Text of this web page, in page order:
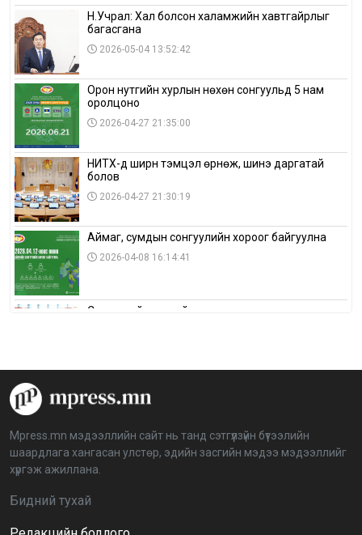
Н.Учрал: Хал болсон халамжийн хавтгайрлыг
багасгана
2026-05-04 13:52:42
Орон нутгийн хурлын нөхөн сонгуульд 5 нам
оролцоно
2026-04-27 21:35:00
НИТХ-д ширүүн тэмцэл өрнөж, шинэ даргатай
болов
2026-04-27 21:30:19
Аймаг, сумдын сонгуулийн хороог байгуулна
2026-04-08 16:14:41
Сонгуулийн хуулийн зөрчил, шалгах,
аймагт үргэлжилж байна
BTS-ийн тоглолтыг Netflix дэлхий даяар шууд
дамжуулна
Иргэдийн төлөөлөгчдийн хурлын 2026 оны
Mpress.mn мэдээллийн сайт нь танд сэтгүүлзүйн бүтээлийн
шаардлага хангасан улстөр, эдийн засгийн мэдээ мэдээллийг
хүргэж ажиллана.
Бидний тухай